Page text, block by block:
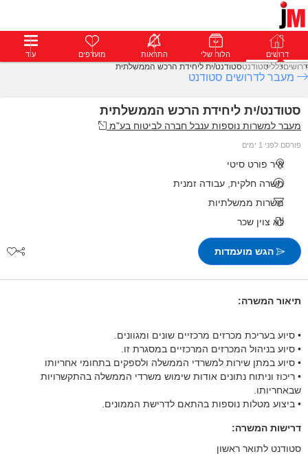
דרושים פרופילים הודעות פרימיום דרושים הלוח שלי התראות מועדפים עוד
דרושיםכלליסטודנטסטודנט/ית ליחידת הרכש הממשלתית
מעבר לדרושים סטודנט
סטודנט/ית ליחידת הרכש הממשלתית
מעבר למשרות נוספות ענבל חברה לביטוח בע"מ
פורסם לפני 1 ימים
איר פורט סיטי
משרה חלקית, עבודה זמנית
משרות ממשלתיות
לא צוין שכר
הגש מועמדות
תיאור המשרה:
• סיוע בעריכת מכרזים מרכזיים שונים ומגוונים.
• סיוע בניהול המכרזים המרכזיים במסגרת זו.
• סיוע במתן שירות למשרדי הממשלה ולספקים בתחומי אחריותו
• ריכוז וניתוח נתונים אודות שימוש משרדי הממשלה בהתקשרויות
שבאחריותו.
• ביצוע מטלות נוספות בהתאם לדרישת הממונים.
דרישות המשרה: